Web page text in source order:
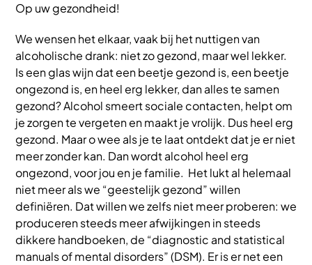
Op uw gezondheid!
We wensen het elkaar, vaak bij het nuttigen van
alcoholische drank: niet zo gezond, maar wel lekker.
Is een glas wijn dat een beetje gezond is, een beetje
ongezond is, en heel erg lekker, dan alles te samen
gezond? Alcohol smeert sociale contacten, helpt om
je zorgen te vergeten en maakt je vrolijk. Dus heel erg
gezond. Maar o wee als je te laat ontdekt dat je er niet
meer zonder kan. Dan wordt alcohol heel erg
ongezond, voor jou en je familie. Het lukt al helemaal
niet meer als we “geestelijk gezond” willen
definiëren. Dat willen we zelfs niet meer proberen: we
produceren steeds meer afwijkingen in steeds
dikkere handboeken, de “diagnostic and statistical
manuals of mental disorders” (DSM). Er is er net een